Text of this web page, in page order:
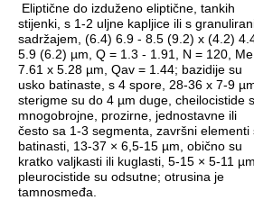
Eliptične do izduženo eliptične, tankih
stijenki, s 1-2 uljne kapljice ili s
sadržajem, (6.4) 6.9 - 8.5 (9.2) x (4.2)
5.9 (6.2) µm, Q = 1.3 - 1.91, N = 120,
7.61 x 5.28 µm, Qav = 1.44; bazidije su
usko batinaste, s 4 spore, 28-36 x 7-9
sterigme su do 4 µm duge, cheilocistide
mnogobrojne, prozirne, jednostavne ili
često sa 1-3 segmenta, završni elementi
batinasti, 13-37 × 6,5-15 µm, obično su
kratko valjkasti ili kuglasti, 5-15 × 5-11
pleurocistide su odsutne; otrusina je
tamnosmeđa.